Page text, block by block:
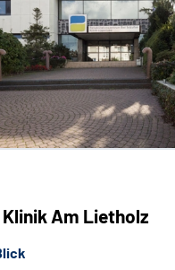
Klinik Am Lietholz